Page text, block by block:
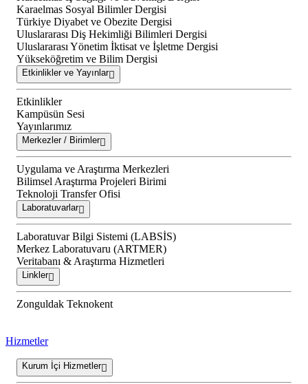
Karaelmas Sosyal Bilimler Dergisi
Türkiye Diyabet ve Obezite Dergisi
Uluslararası Diş Hekimliği Bilimleri Dergisi
Uluslararası Yönetim İktisat ve İşletme Dergisi
Yükseköğretim ve Bilim Dergisi
Etkinlikler ve Yayınlar
Etkinlikler
Kampüsün Sesi
Yayınlarımız
Merkezler / Birimler
Uygulama ve Araştırma Merkezleri
Bilimsel Araştırma Projeleri Birimi
Teknoloji Transfer Ofisi
Laboratuvarlar
Laboratuvar Bilgi Sistemi (LABSİS)
Merkez Laboratuvaru (ARTMER)
Veritabanı & Araştırma Hizmetleri
Linkler
Zonguldak Teknokent
Hizmetler
Kurum İçi Hizmetler